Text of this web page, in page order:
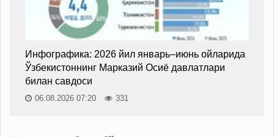
Инфографика: 2026 йил январь–июнь ойларида
Ўзбекистоннинг Марказий Осиё давлатлари
билан савдоси
06.08.2026 07:20 331